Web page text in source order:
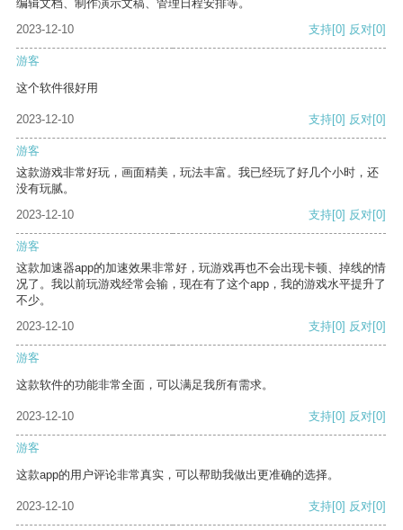
编辑文档、制作演示文稿、管理日程安排等。
2023-12-10
支持[0] 反对[0]
游客
这个软件很好用
2023-12-10 支持[0] 反对[0]
游客
这款游戏非常好玩，画面精美，玩法丰富。我已经玩了好几个小时，还
没有玩腻。
2023-12-10
支持[0] 反对[0]
游客
这款加速器app的加速效果非常好，玩游戏再也不会出现卡顿、掉线的情
况了。我以前玩游戏经常会输，现在有了这个app，我的游戏水平提升了
不少。
2023-12-10
支持[0] 反对[0]
游客
这款软件的功能非常全面，可以满足我所有需求。
2023-12-10 支持[0] 反对[0]
游客
这款app的用户评论非常真实，可以帮助我做出更准确的选择。
2023-12-10 支持[0] 反对[0]